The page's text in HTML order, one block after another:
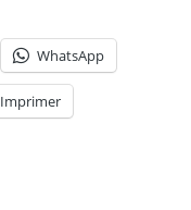
WhatsApp
Imprimer